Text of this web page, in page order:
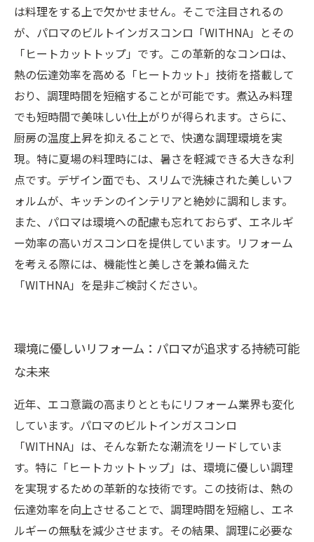
は料理をする上で欠かせません。そこで注目されるの
が、パロマのビルトインガスコンロ「WITHNA」とその
「ヒートカットトップ」です。この革新的なコンロは、
熱の伝達効率を高める「ヒートカット」技術を搭載して
おり、調理時間を短縮することが可能です。煮込み料理
でも短時間で美味しい仕上がりが得られます。さらに、
厨房の温度上昇を抑えることで、快適な調理環境を実
現。特に夏場の料理時には、暑さを軽減できる大きな利
点です。デザイン面でも、スリムで洗練された美しいフ
ォルムが、キッチンのインテリアと絶妙に調和します。
また、パロマは環境への配慮も忘れておらず、エネルギ
ー効率の高いガスコンロを提供しています。リフォーム
を考える際には、機能性と美しさを兼ね備えた
「WITHNA」を是非ご検討ください。
環境に優しいリフォーム：パロマが追求する持続可能
な未来
近年、エコ意識の高まりとともにリフォーム業界も変化
しています。パロマのビルトインガスコンロ
「WITHNA」は、そんな新たな潮流をリードしていま
す。特に「ヒートカットトップ」は、環境に優しい調理
を実現するための革新的な技術です。この技術は、熱の
伝達効率を向上させることで、調理時間を短縮し、エネ
ルギーの無駄を減少させます。その結果、調理に必要な